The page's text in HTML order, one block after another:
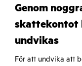
Genom
skattekontot
undvikas
För att undvika att